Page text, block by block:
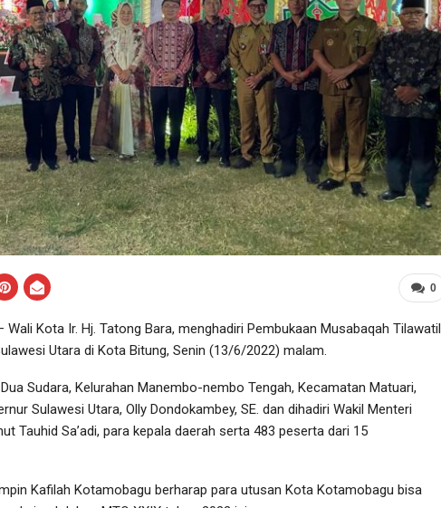
0
Wali Kota Ir. Hj. Tatong Bara, menghadiri Pembukaan Musabaqah Tilawatil
Utara di Kota Bitung, Senin (13/6/2022) malam.
Sudara, Kelurahan Manembo-nembo Tengah, Kecamatan Matuari,
Sulawesi Utara, Olly Dondokambey, SE. dan dihadiri Wakil Menteri
Tauhid Sa’adi, para kepala daerah serta 483 peserta dari 15
Kafilah Kotamobagu berharap para utusan Kota Kotamobagu bisa